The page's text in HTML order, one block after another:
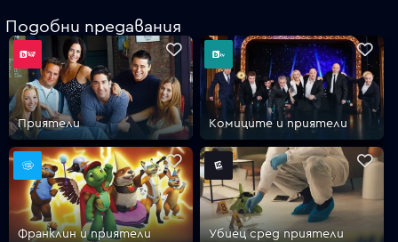
VOYO
Подобни предавания
Приятели Комиците и приятели
Франклин и приятели Убиец сред приятели